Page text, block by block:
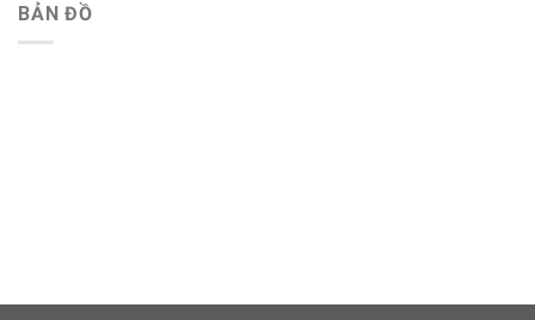
BẢN ĐỒ